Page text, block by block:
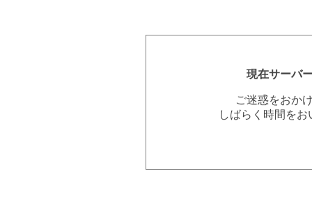
現在サーバ
ご迷惑をおか
しばらく時間を